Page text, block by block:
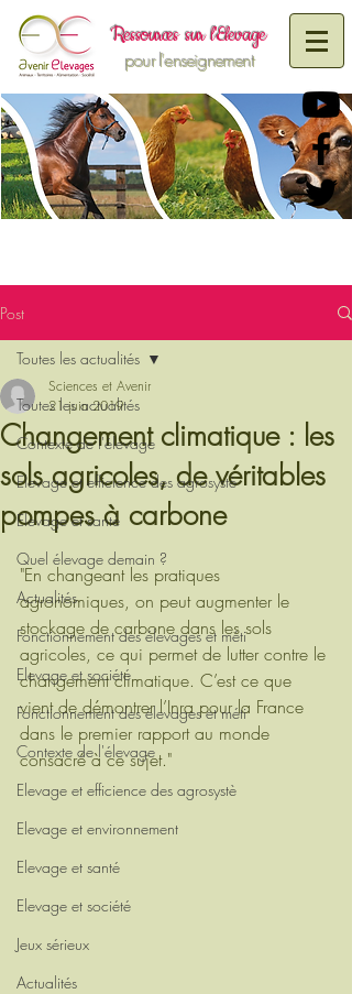
Ressources sur l'Elevage
pour l'enseignement
Post
Toutes les actualités
Contexte de l'élevage
Elevage et efficience des agrosystè
Elevage et santé
Quel élevage demain ?
Actualités
Fonctionnement des élevages et méti
Elevage et société
Fonctionnement des élevages et méti
Contexte de l'élevage
Elevage et efficience des agrosystè
Elevage et environnement
Elevage et santé
Elevage et société
Jeux sérieux
Actualités
Toutes les actualités
Changement climatique : les
sols agricoles, de véritables
pompes à carbone
Sciences et Avenir
21 juin 2019
"En changeant les pratiques
agronomiques, on peut augmenter le
stockage de carbone dans les sols
agricoles, ce qui permet de lutter contre le
changement climatique. C’est ce que
vient de démontrer l’Inra pour la France
dans le premier rapport au monde
consacré à ce sujet."